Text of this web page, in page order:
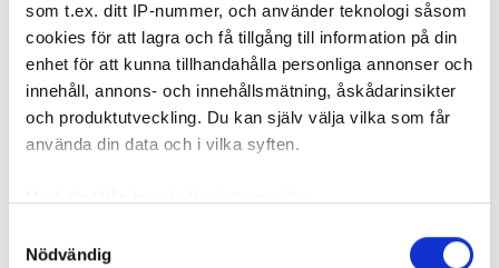
som t.ex. ditt IP-nummer, och använder teknologi såsom
cookies för att lagra och få tillgång till information på din
enhet för att kunna tillhandahålla personliga annonser och
innehåll, annons- och innehållsmätning, åskådarinsikter
och produktutveckling. Du kan själv välja vilka som får
använda din data och i vilka syften.
som kan ha en noggrannhet på upp till flera meter
Nödvändig
Hyresgästen själv menar att hyresvärden under hela den tid
han bott där varken gjort några inspektioner eller något
underhåll av badrummet, och att det är anledningen till att
sprickan har kunnat uppstå. Sprickan var heller inte så lätt
att upptäcka, menar han.
redan 2024 vände sig till hyresgästen med ett erbjudande